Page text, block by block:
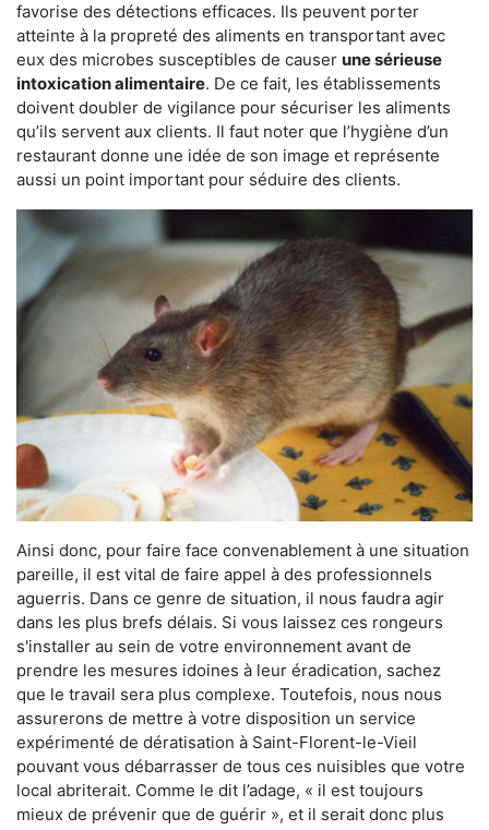
favorise des détections efficaces. Ils peuvent porter
atteinte à la propreté des aliments en transportant avec
eux des microbes susceptibles de causer une sérieuse
intoxication alimentaire. De ce fait, les établissements
doivent doubler de vigilance pour sécuriser les aliments
qu’ils servent aux clients. Il faut noter que l’hygiène d’un
restaurant donne une idée de son image et représente
aussi un point important pour séduire des clients.
Ainsi donc, pour faire face convenablement à une situation
pareille, il est vital de faire appel à des professionnels
aguerris. Dans ce genre de situation, il nous faudra agir
dans les plus brefs délais. Si vous laissez ces rongeurs
s'installer au sein de votre environnement avant de
prendre les mesures idoines à leur éradication, sachez
que le travail sera plus complexe. Toutefois, nous nous
assurerons de mettre à votre disposition un service
expérimenté de dératisation à Saint-Florent-le-Vieil
pouvant vous débarrasser de tous ces nuisibles que votre
local abriterait. Comme le dit l’adage, « il est toujours
mieux de prévenir que de guérir », et il serait donc plus